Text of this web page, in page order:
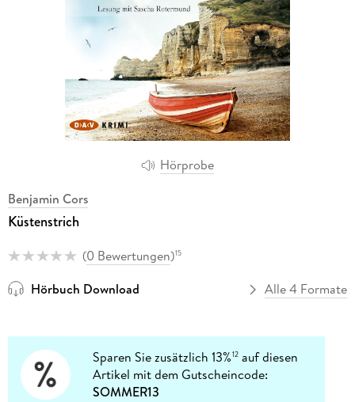
Hörprobe
Benjamin Cors
Küstenstrich
(0 Bewertungen)15
Hörbuch Download Alle 4 Formate
Sparen Sie zusätzlich 13%12 auf diesen
Artikel mit dem Gutscheincode:
SOMMER13